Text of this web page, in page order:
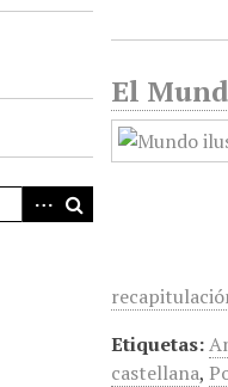
El
Etiquetas:
castellana,